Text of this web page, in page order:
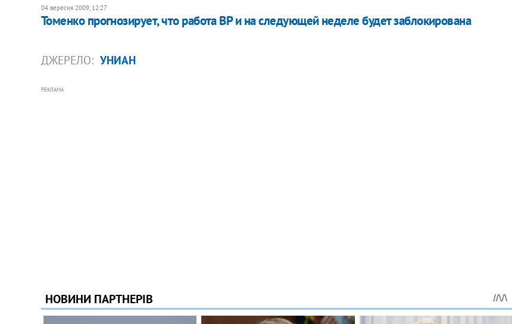
04 вересня 2009, 12:27
Томенко прогнозирует, что работа ВР и на следующей неделе будет заблокирована
ДЖЕРЕЛО: УНИАН
РЕКЛАМА